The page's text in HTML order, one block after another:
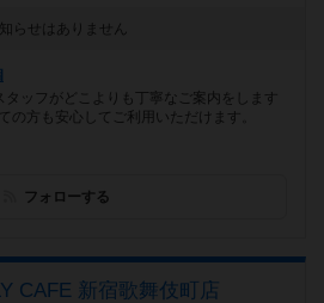
らせはありません
ッフがどこよりも丁寧なご案内をします
の方も安心してご利用いただけます。
フォローする
CAFE 新宿歌舞伎町店